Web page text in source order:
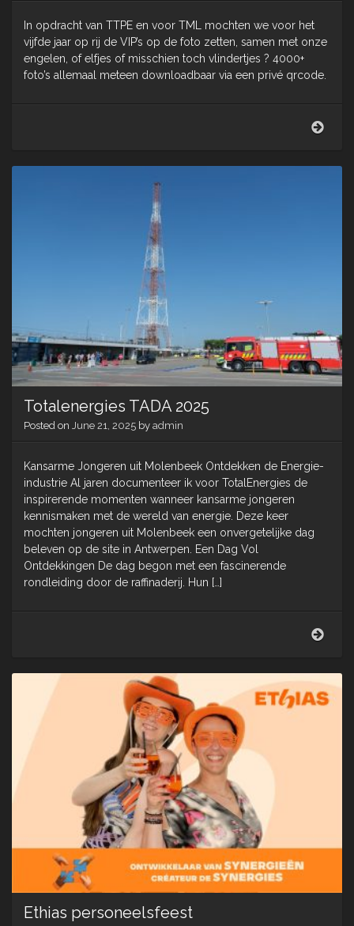
In opdracht van TTPE en voor TML mochten we voor het
vijfde jaar op rij de VIP’s op de foto zetten, samen met onze
engelen, of elfjes of misschien toch vlindertjes ? 4000+
foto’s allemaal meteen downloadbaar via een privé qrcode.
Totalenergies TADA 2025
Posted on June 21, 2025 by admin
Kansarme Jongeren uit Molenbeek Ontdekken de Energie-
industrie Al jaren documenteer ik voor TotalEnergies de
inspirerende momenten wanneer kansarme jongeren
kennismaken met de wereld van energie. Deze keer
mochten jongeren uit Molenbeek een onvergetelijke dag
beleven op de site in Antwerpen. Een Dag Vol
Ontdekkingen De dag begon met een fascinerende
rondleiding door de raffinaderij. Hun […]
Ethias personeelsfeest